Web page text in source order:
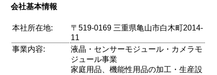
会社基本情報
本社所在地:
〒519-0169 三重県亀山市白木町2014-
11
事業内容:
液晶・センサーモジュール・カメラモ
ジュール事業
家庭用品、機能性用品の加工・生産設